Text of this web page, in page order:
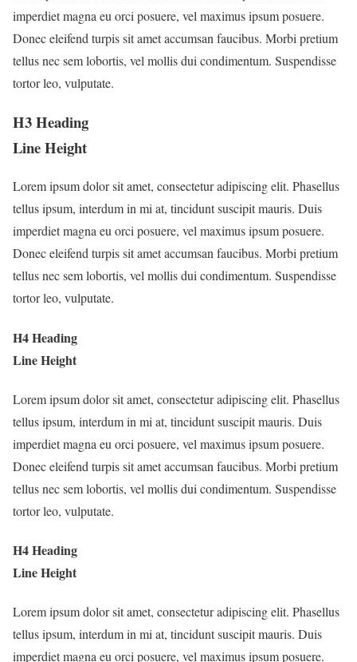
imperdiet magna eu orci posuere, vel maximus ipsum posuere.
Donec eleifend turpis sit amet accumsan faucibus. Morbi pretium
tellus nec sem lobortis, vel mollis dui condimentum. Suspendisse
tortor leo, vulputate.
H3 Heading
Line Height
Lorem ipsum dolor sit amet, consectetur adipiscing elit. Phasellus
tellus ipsum, interdum in mi at, tincidunt suscipit mauris. Duis
imperdiet magna eu orci posuere, vel maximus ipsum posuere.
Donec eleifend turpis sit amet accumsan faucibus. Morbi pretium
tellus nec sem lobortis, vel mollis dui condimentum. Suspendisse
tortor leo, vulputate.
H4 Heading
Line Height
Lorem ipsum dolor sit amet, consectetur adipiscing elit. Phasellus
tellus ipsum, interdum in mi at, tincidunt suscipit mauris. Duis
imperdiet magna eu orci posuere, vel maximus ipsum posuere.
Donec eleifend turpis sit amet accumsan faucibus. Morbi pretium
tellus nec sem lobortis, vel mollis dui condimentum. Suspendisse
tortor leo, vulputate.
H4 Heading
Line Height
Lorem ipsum dolor sit amet, consectetur adipiscing elit. Phasellus
tellus ipsum, interdum in mi at, tincidunt suscipit mauris. Duis
imperdiet magna eu orci posuere, vel maximus ipsum posuere.